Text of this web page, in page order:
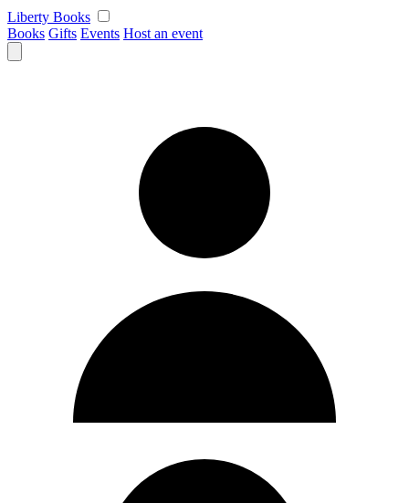
Skip
to
content
Liberty Books
Books Gifts Events Host an event